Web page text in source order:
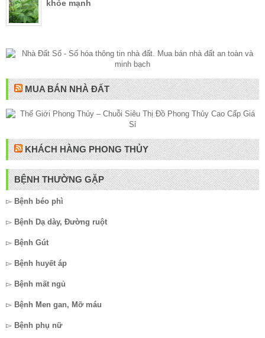
khỏe mạnh
MUA BÁN NHÀ ĐẤT
KHÁCH HÀNG PHONG THỦY
BỆNH THƯỜNG GẶP
▻ Bệnh béo phì
▻ Bệnh Dạ dày, Đường ruột
▻ Bệnh Gút
▻ Bệnh huyết áp
▻ Bệnh mất ngủ
▻ Bệnh Men gan, Mỡ máu
▻ Bệnh phụ nữ